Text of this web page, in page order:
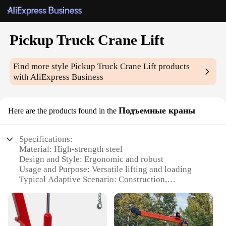
Pickup Truck Crane Lift
Find more stylePickup Truck Crane Lift products
with AliExpress Business
Here are the products found in the Подъемные краны
Specifications:
Material: High-strength steel
Design and Style: Ergonomic and robust
Usage and Purpose: Versatile lifting and loading
Typical Adaptive Scenario: Construction,
Shape or Size or Weight or Quantity: Compact and
lightweight for easy transport
Performance and Property: Durable and reliable for